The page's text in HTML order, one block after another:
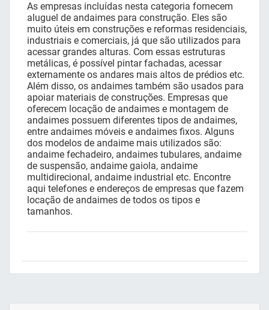
As empresas incluídas nesta categoria fornecem
aluguel de andaimes para construção. Eles são
muito úteis em construções e reformas residenciais,
industriais e comerciais, já que são utilizados para
acessar grandes alturas. Com essas estruturas
metálicas, é possível pintar fachadas, acessar
externamente os andares mais altos de prédios etc.
Além disso, os andaimes também são usados para
apoiar materiais de construções. Empresas que
oferecem locação de andaimes e montagem de
andaimes possuem diferentes tipos de andaimes,
entre andaimes móveis e andaimes fixos. Alguns
dos modelos de andaime mais utilizados são:
andaime fechadeiro, andaimes tubulares, andaime
de suspensão, andaime gaiola, andaime
multidirecional, andaime industrial etc. Encontre
aqui telefones e endereços de empresas que fazem
locação de andaimes de todos os tipos e
tamanhos.